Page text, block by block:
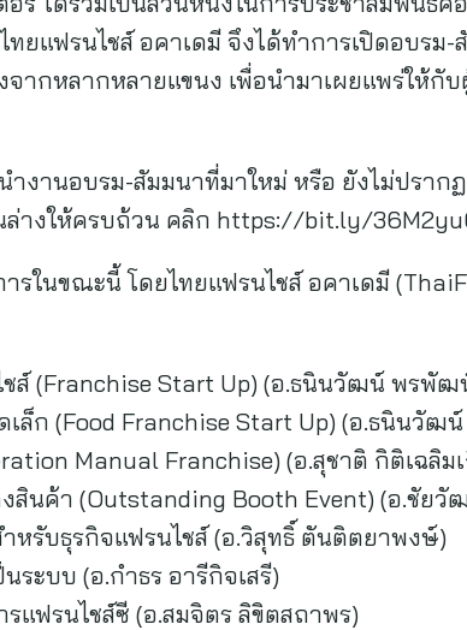
แฟรนไชส์ อคาเดมี จึงได้ทำการเปิดอบรม-
ากหลากหลายแขนง เพื่อนำมาเผยแพร่ให้กั
งานอบรม-สัมมนาที่มาใหม่ หรือ ยังไม่ปรากฏ
ล่างให้ครบถ้วน คลิก https://bit.ly/
ในขณะนี้ โดยไทยแฟรนไชส์ อคาเดมี
ส์ (Franchise Start Up) (อ.ธนินวัฒน์ พรพัฒ
เล็ก (Food Franchise Start Up) (อ.ธนินวั
Manual Franchise) (อ.สุชาติ กิติเฉลิม
สินค้า (Outstanding Booth Event) (อ.ชัยวั
หรับธุรกิจแฟรนไชส์ (อ.วิสุทธิ์ ตันติตยาพงษ์)
ระบบ (อ.กำธร อารีกิจเสรี)
แฟรนไชส์ซี (อ.สมจิตร ลิขิตสถาพร)